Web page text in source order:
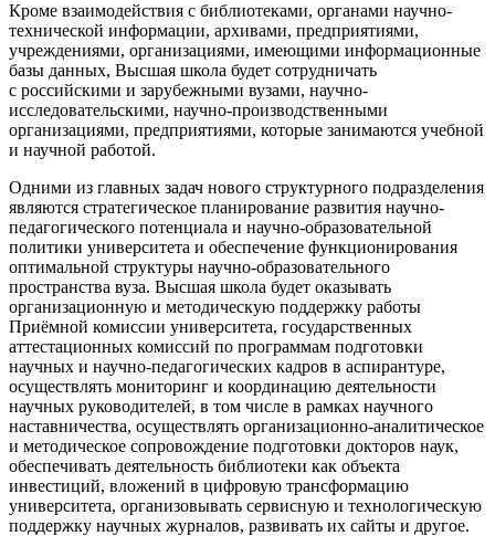
Кроме взаимодействия с библиотеками, органами научно-
технической информации, архивами, предприятиями,
учреждениями, организациями, имеющими информационные
базы данных, Высшая школа будет сотрудничать
с российскими и зарубежными вузами, научно-
исследовательскими, научно-производственными
организациями, предприятиями, которые занимаются учебной
и научной работой.
Одними из главных задач нового структурного подразделения
являются стратегическое планирование развития научно-
педагогического потенциала и научно-образовательной
политики университета и обеспечение функционирования
оптимальной структуры научно-образовательного
пространства вуза. Высшая школа будет оказывать
организационную и методическую поддержку работы
Приёмной комиссии университета, государственных
аттестационных комиссий по программам подготовки
научных и научно-педагогических кадров в аспирантуре,
осуществлять мониторинг и координацию деятельности
научных руководителей, в том числе в рамках научного
наставничества, осуществлять организационно-аналитическое
и методическое сопровождение подготовки докторов наук,
обеспечивать деятельность библиотеки как объекта
инвестиций, вложений в цифровую трансформацию
университета, организовывать сервисную и технологическую
поддержку научных журналов, развивать их сайты и другое.